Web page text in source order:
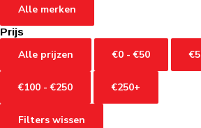
Alle merken
Prijs
Alle prijzen €0 - €50
€100 - €250 €250+
Filters wissen